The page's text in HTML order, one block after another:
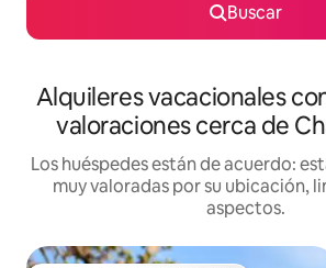
Buscar
Alquileres vacacionales
valoraciones cerca de
Los huéspedes están de acuerdo:
muy valoradas por su ubicación,
aspectos.